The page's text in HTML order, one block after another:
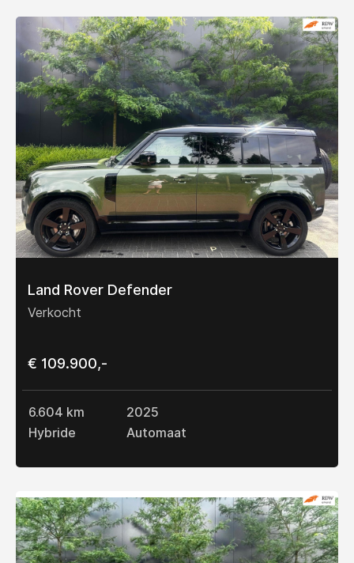
Land Rover Defender
Verkocht
€ 109.900,-
6.604 km
2025
Hybride
Automaat